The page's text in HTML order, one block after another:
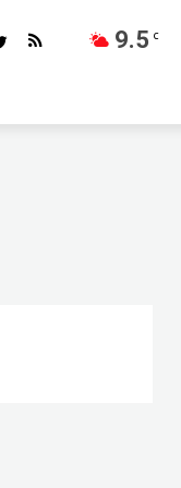
9.5 C
Επιστρεπτέα
Θλίψη στην Αχαϊα